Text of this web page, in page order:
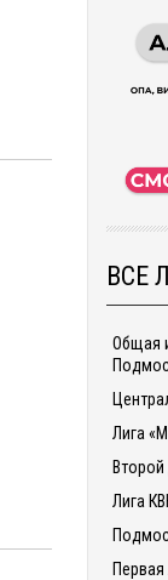
ВСЕ
Общая
Лига
Лига